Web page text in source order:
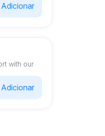
Adicionar
with our
Adicionar